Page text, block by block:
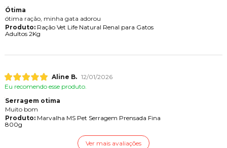
Ótima
ótima ração, minha gata adorou
Produto:Ração Vet Life Natural Renal para Gatos
Adultos 2Kg
Aline B. 12/01/2026
Eu recomendo esse produto.
Serragem otima
Muito bom
Produto:Marvalha MS Pet Serragem Prensada Fina
800g
Ver mais avaliações